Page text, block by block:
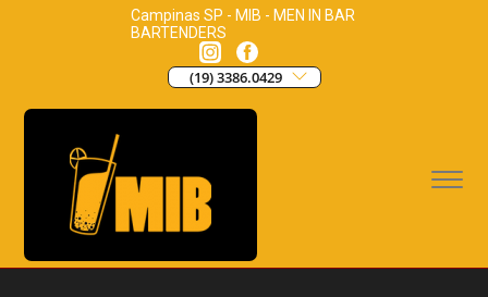
Campinas SP - MIB - MEN IN BAR
BARTENDERS
(19) 3386.0429